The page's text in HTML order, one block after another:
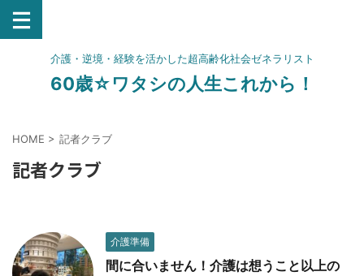
介護・逆境・経験を活かした超高齢化社会ゼネラリスト
60歳☆ワタシの人生これから！
HOME > 記者クラブ
記者クラブ
介護準備
間に合いません！介護は想うこと以上の